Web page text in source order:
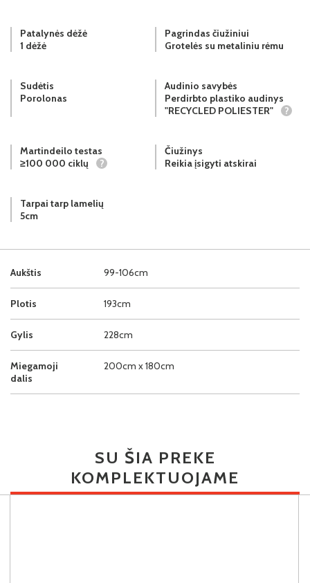
Aukštis 99-106cm
Plotis 193cm
Gylis 228cm
Miegamoji
dalis
200cm x 180cm
Patalynės dėžė
1 dėžė
Pagrindas čiužiniui
Grotelės su metaliniu rėmu
Sudėtis
Porolonas
Audinio savybės
Perdirbto plastiko audinys
"RECYCLED POLIESTER"
?
Martindeilo testas
≥100 000 ciklų
?
Čiužinys
Reikia įsigyti atskirai
Tarpai tarp lamelių
5cm
SU ŠIA PREKE
KOMPLEKTUOJAME